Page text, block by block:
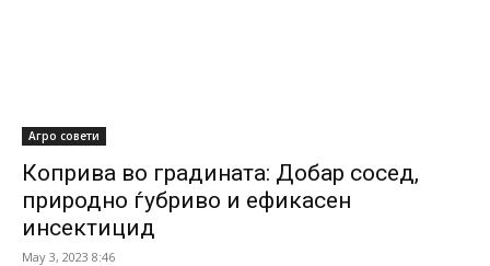
Агро совети
Коприва во градината: Добар сосед,
природно ѓубриво и ефикасен
инсектицид
May 3, 2023 8:46